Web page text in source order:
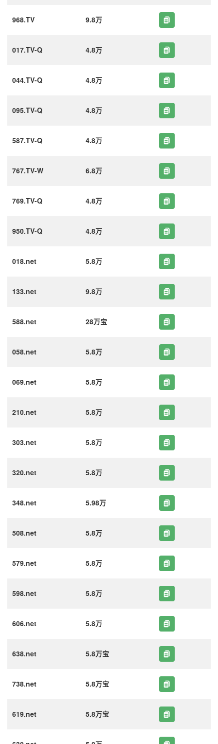
968.TV 9.8万
017.TV-Q 4.8万
044.TV-Q 4.8万
095.TV-Q 4.8万
587.TV-Q 4.8万
767.TV-W 6.8万
769.TV-Q 4.8万
950.TV-Q 4.8万
018.net 5.8万
133.net 9.8万
588.net 28万宝
058.net 5.8万
069.net 5.8万
210.net 5.8万
303.net 5.8万
320.net 5.8万
348.net 5.98万
508.net 5.8万
579.net 5.8万
598.net 5.8万
606.net 5.8万
638.net 5.8万宝
738.net 5.8万宝
619.net 5.8万宝